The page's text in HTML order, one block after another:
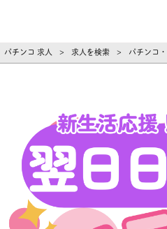
パチンコ 求人 > 求人を検索 > パチンコ